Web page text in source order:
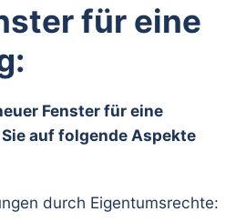
für eine
Fenster für eine
auf folgende Aspekte
durch Eigentumsrechte: